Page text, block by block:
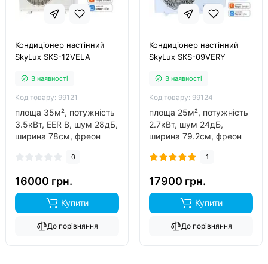
Кондиціонер настінний
SkyLux SKS-12VELA
В наявності
Код товару: 99121
площа 35м², потужність
3.5кВт, EER В, шум 28дБ,
ширина 78см, фреон
інвертор ні, обігрів до
0
16000 грн.
Купити
До порівняння
Кондиціонер настінний
SkyLux SKS-09VERY
В наявності
Код товару: 99124
площа 25м², потужність
2.7кВт, шум 24дБ,
ширина 79.2см, фреон
інвертор так, обігрів до
1
17900 грн.
Купити
До порівняння